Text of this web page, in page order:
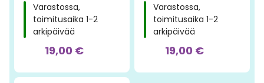
Varastossa,
toimitusaika 1-2
arkipäivää
19,00 €
Varastossa,
toimitusaika 1-2
arkipäivää
19,00 €